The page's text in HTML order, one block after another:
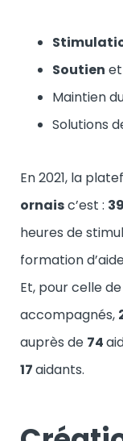
Soutien et
Maintien
Solutions
En 2021, la
ornaisc’est :
heures de
formation
Et, pour celle de
accompagnés,
auprès de 74
17aidants.